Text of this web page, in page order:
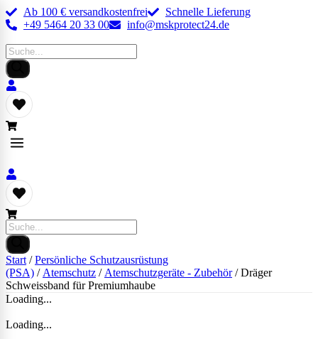
Ab 100 € versandkostenfrei
Schnelle Lieferung
+49 5464 20 33 00
info@mskprotect24.de
Products
search
Products
search
Start /Persönliche Schutzausrüstung
(PSA) / Atemschutz / Atemschutzgeräte - Zubehör/ Dräger
Schweissband für Premiumhaube
Loading...
Loading...